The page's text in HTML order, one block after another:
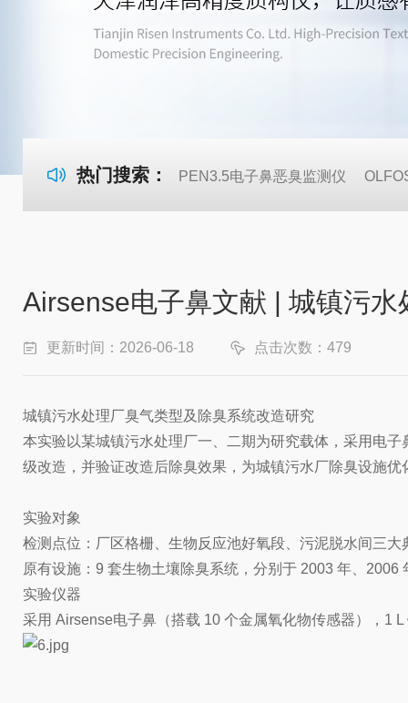
热门搜索： PEN3.5电子鼻恶臭监测仪
Airsense电子鼻文献 | 城镇污
更新时间：2026-06-18 点击次数：479
城镇污水处理厂臭气类型及除臭系统改造研究
本实验以某城镇污水处理厂一、二期为研究载体，采用电
级改造，并验证改造后除臭效果，为城镇污水厂除臭设施优
实验对象
检测点位：厂区格栅、生物反应池好氧段、污泥脱水间三
原有设施：9 套生物土壤除臭系统，分别于 2003 年、
实验仪器
采用 Airsense电子鼻（搭载 10 个金属氧化物传感器），1